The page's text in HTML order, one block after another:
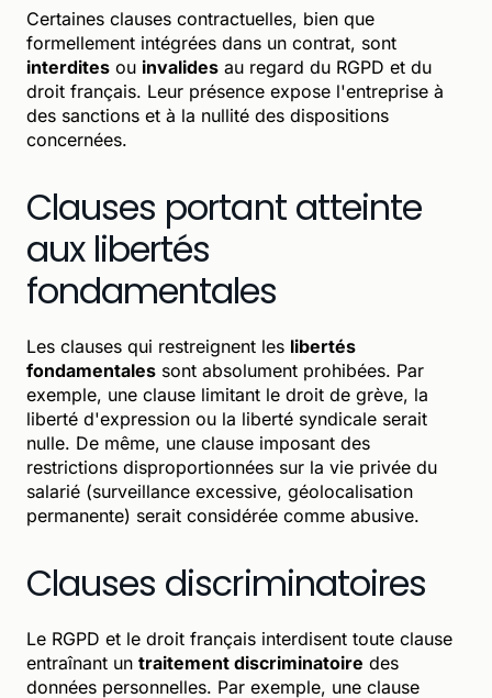
Certaines clauses contractuelles, bien que
formellement intégrées dans un contrat, sont
interdites ou invalides au regard du RGPD et du
droit français. Leur présence expose l'entreprise à
des sanctions et à la nullité des dispositions
concernées.
Clauses portant atteinte
aux libertés
fondamentales
Les clauses qui restreignent les libertés
fondamentales sont absolument prohibées. Par
exemple, une clause limitant le droit de grève, la
liberté d'expression ou la liberté syndicale serait
nulle. De même, une clause imposant des
restrictions disproportionnées sur la vie privée du
salarié (surveillance excessive, géolocalisation
permanente) serait considérée comme abusive.
Clauses discriminatoires
Le RGPD et le droit français interdisent toute clause
entraînant un traitement discriminatoire des
données personnelles. Par exemple, une clause